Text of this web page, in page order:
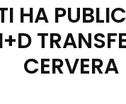
HA
CERVERA